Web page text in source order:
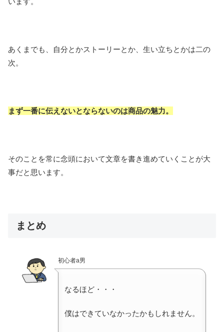
あくまでも、自分とかストーリーとか、生い立ちとかは二の
次。
まず一番に伝えないとならないのは商品の魅力。
そのことを常に念頭において文章を書き進めていくことが大
事だと思います。
まとめ
初心者a男
なるほど・・・
僕はできていなかったかもしれません。